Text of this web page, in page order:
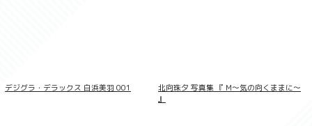
デジグラ・デラックス 白浜美羽 001
北向珠夕 写真集 『 M〜気の向くままに〜
』